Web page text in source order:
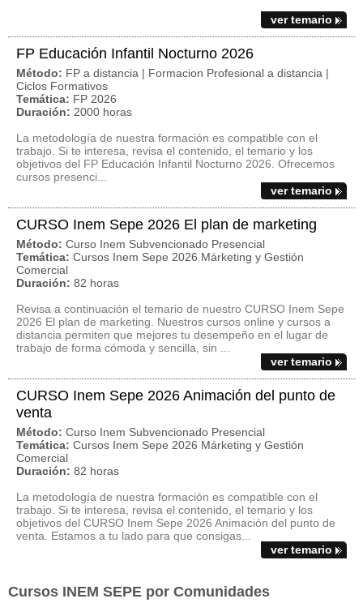
ver temario
FP Educación Infantil Nocturno 2026
Método: FP a distancia | Formacion Profesional a distancia |
Ciclos Formativos
Temática: FP 2026
Duración: 2000 horas
La metodología de nuestra formación es compatible con el
trabajo. Si te interesa, revisa el contenido, el temario y los
objetivos del FP Educación Infantil Nocturno 2026. Ofrecemos
cursos presenci...
ver temario
CURSO Inem Sepe 2026 El plan de marketing
Método: Curso Inem Subvencionado Presencial
Temática: Cursos Inem Sepe 2026 Márketing y Gestión
Comercial
Duración: 82 horas
Revisa a continuación el temario de nuestro CURSO Inem Sepe
2026 El plan de marketing. Nuestros cursos online y cursos a
distancia permiten que mejores tu desempeño en el lugar de
trabajo de forma cómoda y sencilla, sin ...
ver temario
CURSO Inem Sepe 2026 Animación del punto de
venta
Método: Curso Inem Subvencionado Presencial
Temática: Cursos Inem Sepe 2026 Márketing y Gestión
Comercial
Duración: 82 horas
La metodología de nuestra formación es compatible con el
trabajo. Si te interesa, revisa el contenido, el temario y los
objetivos del CURSO Inem Sepe 2026 Animación del punto de
venta. Estamos a tu lado para que consigas...
ver temario
Cursos INEM SEPE por Comunidades